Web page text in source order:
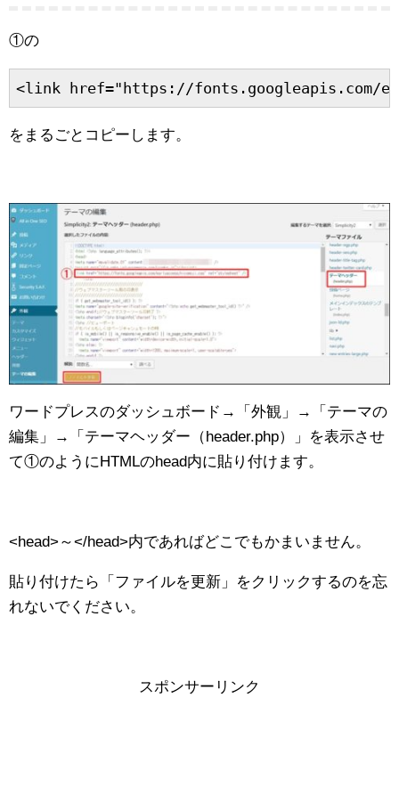
①の
<link href="https://fonts.googleapis.com/
をまるごとコピーします。
ワードプレスのダッシュボード→「外観」→「テーマの
編集」→「テーマヘッダー（header.php）」を表示させ
て①のようにHTMLのhead内に貼り付けます。
<head>～</head>内であればどこでもかまいません。
貼り付けたら「ファイルを更新」をクリックするのを忘
れないでください。
スポンサーリンク